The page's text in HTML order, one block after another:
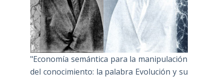
"Economía semántica para la manipulación
del conocimiento: la palabra Evolución y su